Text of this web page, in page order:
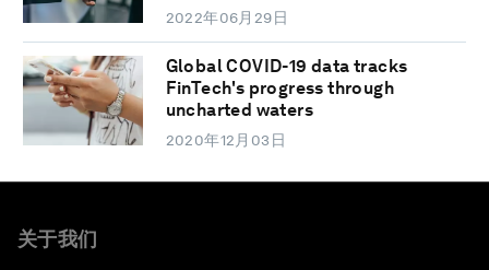
2022年06月29日
Global COVID-19 data tracks
FinTech's progress through
uncharted waters
2020年12月03日
关于我们